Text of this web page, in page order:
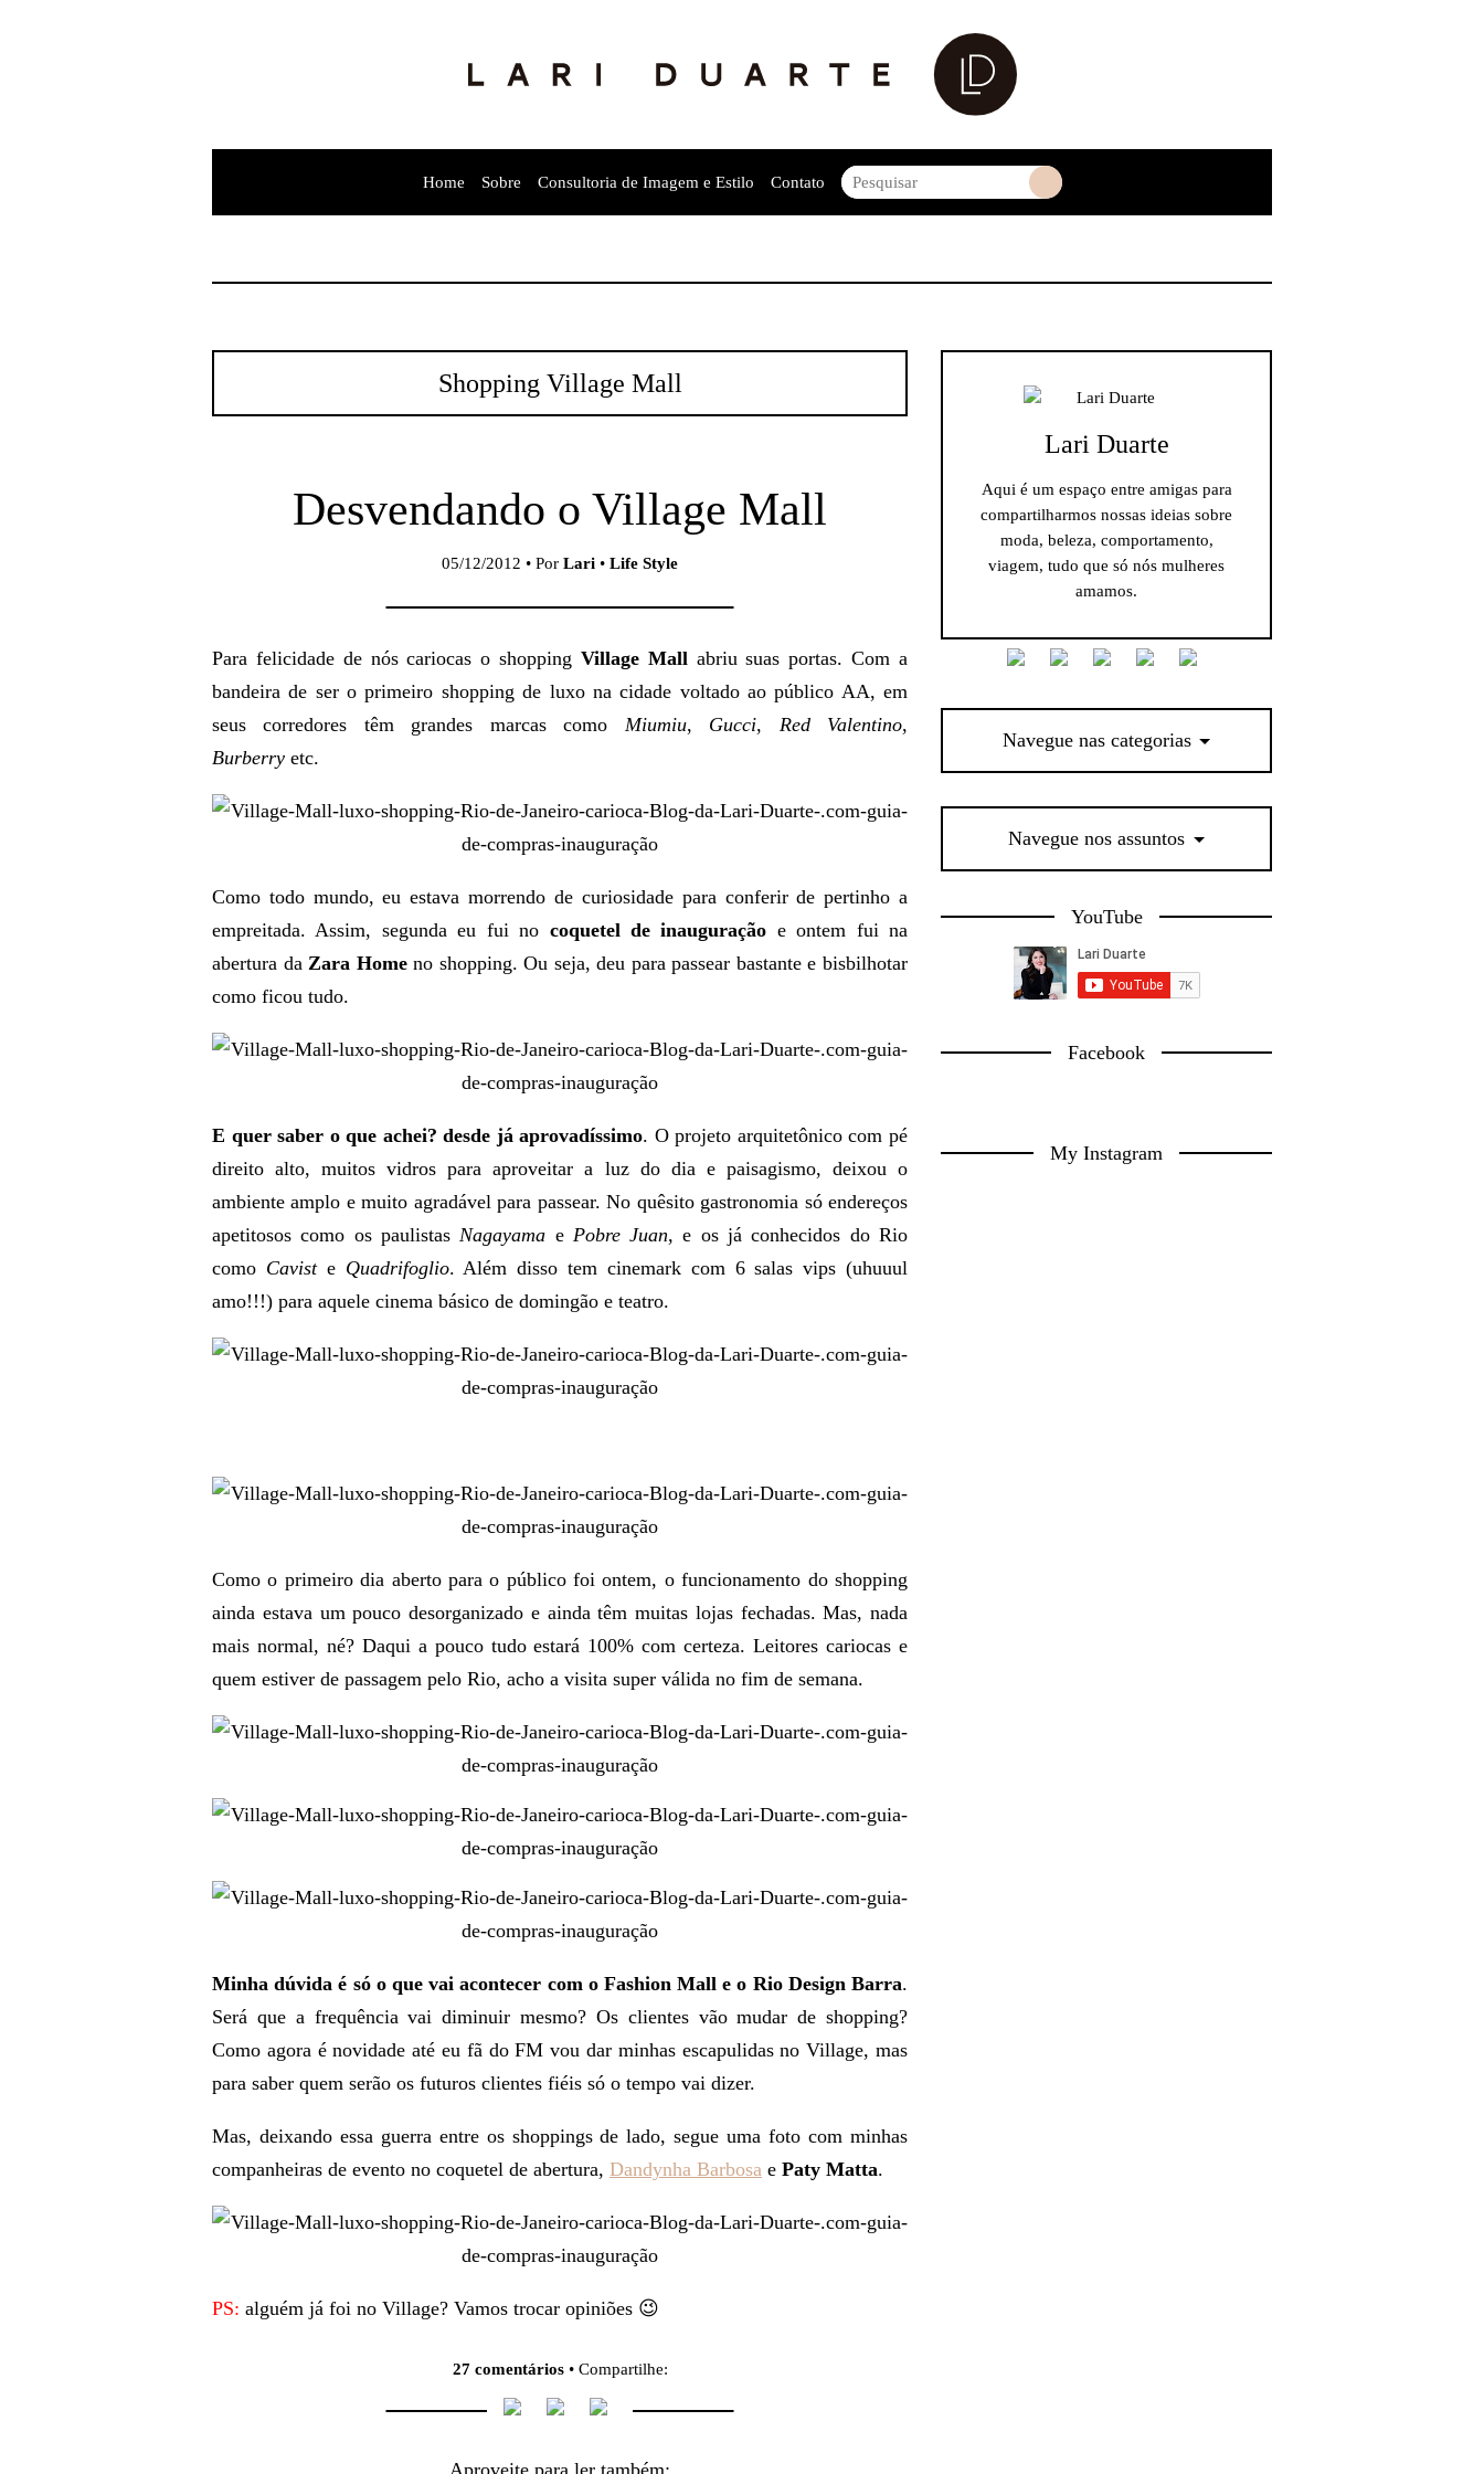
Home Sobre Consultoria de Imagem e Estilo Contato
Shopping Village Mall
Desvendando o Village Mall
05/12/2012 • Por Lari • Life Style
Para felicidade de nós cariocas o shopping Village Mallabriu suas portas. Com a
bandeira de ser o primeiro shopping de luxo na cidade voltado ao público AA, em
seus corredores têm grandes marcas como Miumiu, Gucci, Red Valentino,
Burberry etc.
Como todo mundo, eu estava morrendo de curiosidade para conferir de pertinho a
empreitada. Assim, segunda eu fui no coquetel de inauguração e ontem fui na
abertura daZara Homeno shopping. Ou seja, deu para passear bastante e bisbilhotar
como ficou tudo.
E quer saber o que achei? desde já aprovadíssimo. O projeto arquitetônico com pé
direito alto, muitos vidros para aproveitar a luz do dia e paisagismo, deixou o
ambiente amplo e muito agradável para passear. No quêsito gastronomia só endereços
apetitosos como os paulistasNagayama e Pobre Juan, e os já conhecidos do Rio
como Caviste Quadrifoglio. Além disso tem cinemark com 6 salas vips (uhuuul
amo!!!) para aquele cinema básico de domingão e teatro.
Como o primeiro dia aberto para o público foi ontem, o funcionamento do shopping
ainda estava um pouco desorganizado e ainda têm muitas lojas fechadas. Mas, nada
mais normal, né? Daqui a pouco tudo estará 100% com certeza. Leitores cariocas e
quem estiver de passagem pelo Rio, acho a visita super válida no fim de semana.
Minha dúvida é só o que vai acontecer com o Fashion Mall e o Rio Design Barra.
Será que a frequência vai diminuir mesmo? Os clientes vão mudar de shopping?
Como agora é novidade até eu fã do FM vou dar minhas escapulidas no Village, mas
para saber quem serão os futuros clientes fiéis só o tempo vai dizer.
Mas, deixando essa guerra entre os shoppings de lado, segue uma foto com minhas
companheiras de evento no coquetel de abertura, Dandynha Barbosa e Paty Matta.
PS: alguém já foi no Village? Vamos trocar opiniões 😉
27 comentários• Compartilhe:
Aproveite para ler também:
Lari Duarte
Aqui é um espaço entre amigas para
compartilharmos nossas ideias sobre
moda, beleza, comportamento,
viagem, tudo que só nós mulheres
amamos.
Navegue nas categorias
Navegue nos assuntos
YouTube
Facebook
My Instagram